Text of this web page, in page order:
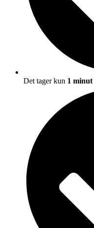
Det tager kun 1 minut